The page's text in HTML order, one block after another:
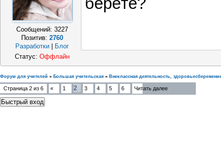
Сообщений: 3227
Позитив: 2760
Разработки
Блог
Статус: Оффлайн
Форум для учителей » Большая учительская » Внеклассная деятельность,
Страница 2 из 6 « 1 2 3 4 5 6 Читать далее